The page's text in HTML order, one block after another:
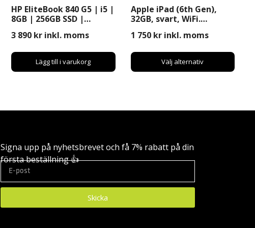
HP EliteBook 840 G5 | i5 |
8GB | 256GB SSD |
3 890 kr inkl. moms
Lägg till i varukorg
Apple iPad (6th Gen),
32GB, svart, WiFi.
1 750 krinkl. moms
Välj alternativ
Signa upp på nyhetsbrevet och få 7% rabatt på din
första beställning 👍
Skicka